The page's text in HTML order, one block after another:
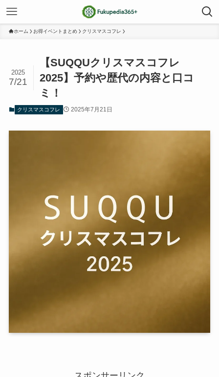
ホーム お得イベントまとめ クリスマスコフレ
【SUQQUクリスマスコフレ
2025】予約や歴代の内容と口コ
ミ！
2025
7/21
クリスマスコフレ 2025年7月21日